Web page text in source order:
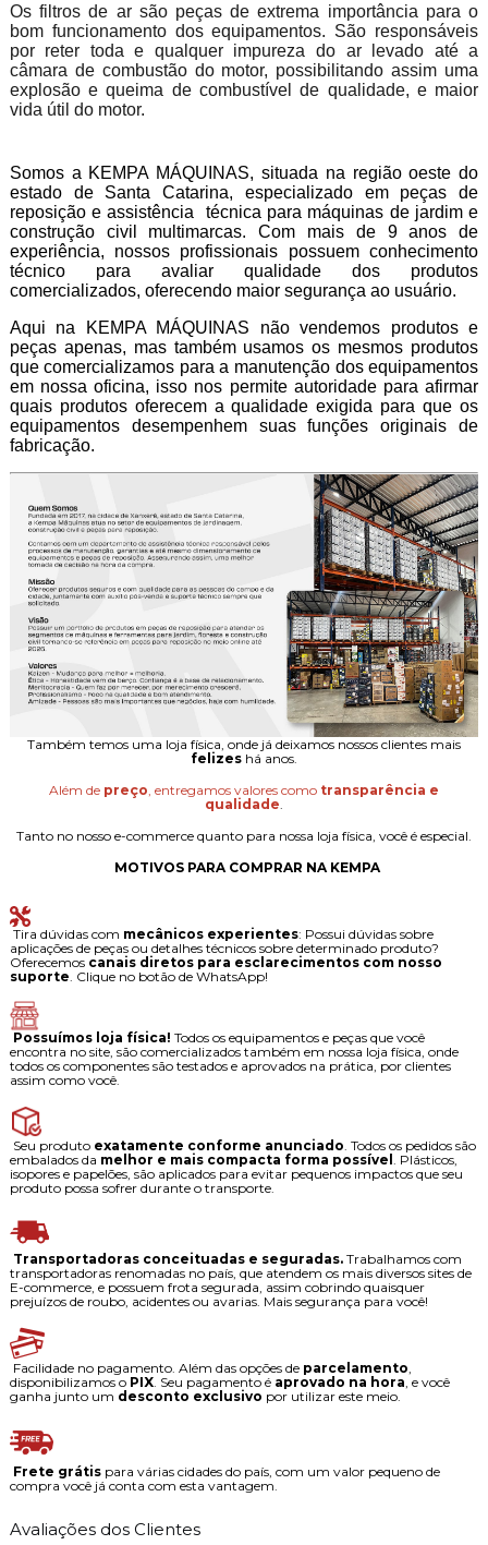
Os filtros de ar são peças de extrema importância para o
bom funcionamento dos equipamentos. São responsáveis
por reter toda e qualquer impureza do ar levado até a
câmara de combustão do motor, possibilitando assim uma
explosão e queima de combustível de qualidade, e maior
vida útil do motor.
Somos a KEMPA MÁQUINAS, situada na região oeste do
estado de Santa Catarina, especializado em peças de
reposição e assistência técnica para máquinas de jardim e
construção civil multimarcas. Com mais de 9 anos de
experiência, nossos profissionais possuem conhecimento
técnico para avaliar qualidade dos produtos
comercializados, oferecendo maior segurança ao usuário.
Aqui na KEMPA MÁQUINAS não vendemos produtos e
peças apenas, mas também usamos os mesmos produtos
que comercializamos para a manutenção dos equipamentos
em nossa oficina, isso nos permite autoridade para afirmar
quais produtos oferecem a qualidade exigida para que os
equipamentos desempenhem suas funções originais de
fabricação.
Também temos uma loja física, onde já deixamos nossos clientes mais
felizeshá anos.
Além de preço, entregamos valores como transparência e
qualidade.
Tanto no nosso e-commerce quanto para nossa loja física, você é especial.
MOTIVOS PARA COMPRAR NA KEMPA
Tira dúvidas com mecânicos experientes: Possui dúvidas sobre
aplicações de peças ou detalhes técnicos sobre determinado produto?
Oferecemos canais diretos para esclarecimentos com nosso
suporte. Clique no botão de WhatsApp!
Possuímos loja física! Todos os equipamentos e peças que você
encontra no site, são comercializados também em nossa loja física, onde
todos os componentes são testados e aprovados na prática, por clientes
assim como você.
Seu produto exatamente conforme anunciado. Todos os pedidos são
embalados da melhor e mais compacta forma possível . Plásticos,
isopores e papelões, são aplicados para evitar pequenos impactos que seu
produto possa sofrer durante o transporte.
Transportadoras conceituadas e seguradas.Trabalhamos com
transportadoras renomadas no país, que atendem os mais diversos sites de
E-commerce, e possuem frota segurada, assim cobrindo quaisquer
prejuízos de roubo, acidentes ou avarias. Mais segurança para você!
Facilidade no pagamento. Além das opções de parcelamento,
disponibilizamos o PIX. Seu pagamento é aprovado na hora, e você
ganha junto um desconto exclusivo por utilizar este meio.
Frete grátispara várias cidades do país, com um valor pequeno de
compra você já conta com esta vantagem.
Avaliações dos Clientes